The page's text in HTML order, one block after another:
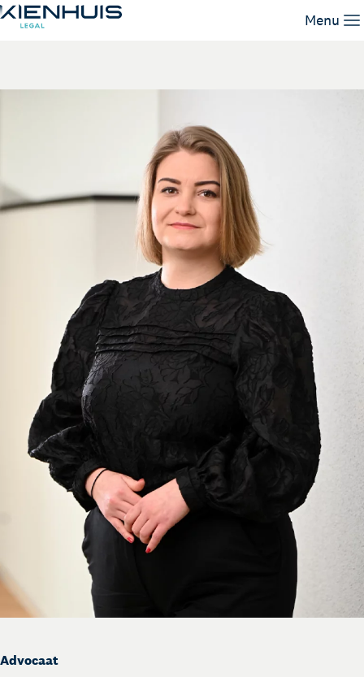
Menu
Expertises
Contact
Ilse Ekkel
Advocaat